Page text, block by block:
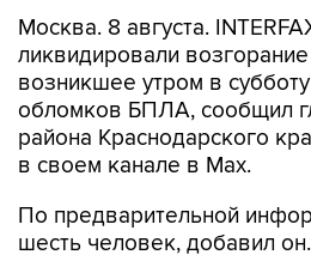
Москва. 8 августа.
ликвидировали
возникшее утром в
обломков БПЛА, сообщил
района Краснодарского
в своем канале в Max.
По предварительной
шесть человек, добавил он.